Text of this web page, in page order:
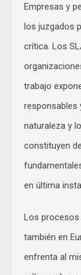
Empresas y
los juzgados
crítica. Los
trabajo
responsables
naturaleza y
constituyen
en última
Los procesos
también en
enfrenta al